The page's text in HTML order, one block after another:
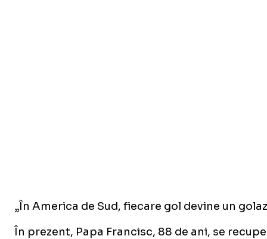
„În America de Sud, fiecare gol devine un
În prezent, Papa Francisc, 88 de ani, se